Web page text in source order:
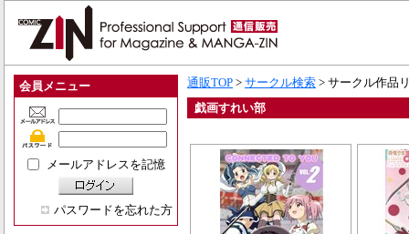
会員メニュー
メールアドレスを記憶
パスワードを忘れた方
通販TOP > サークル検索 > サークル作品
戯画すれい部